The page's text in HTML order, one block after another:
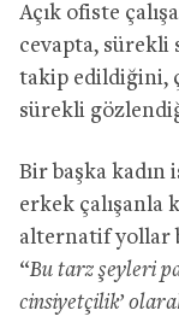
Açık ofiste
cevapta, sürekli
takip edildiğini,
sürekli
Bir başka
erkek çalışanla
alternatif yollar
“Bu tarz şeyleri
cinsiyetçilik’